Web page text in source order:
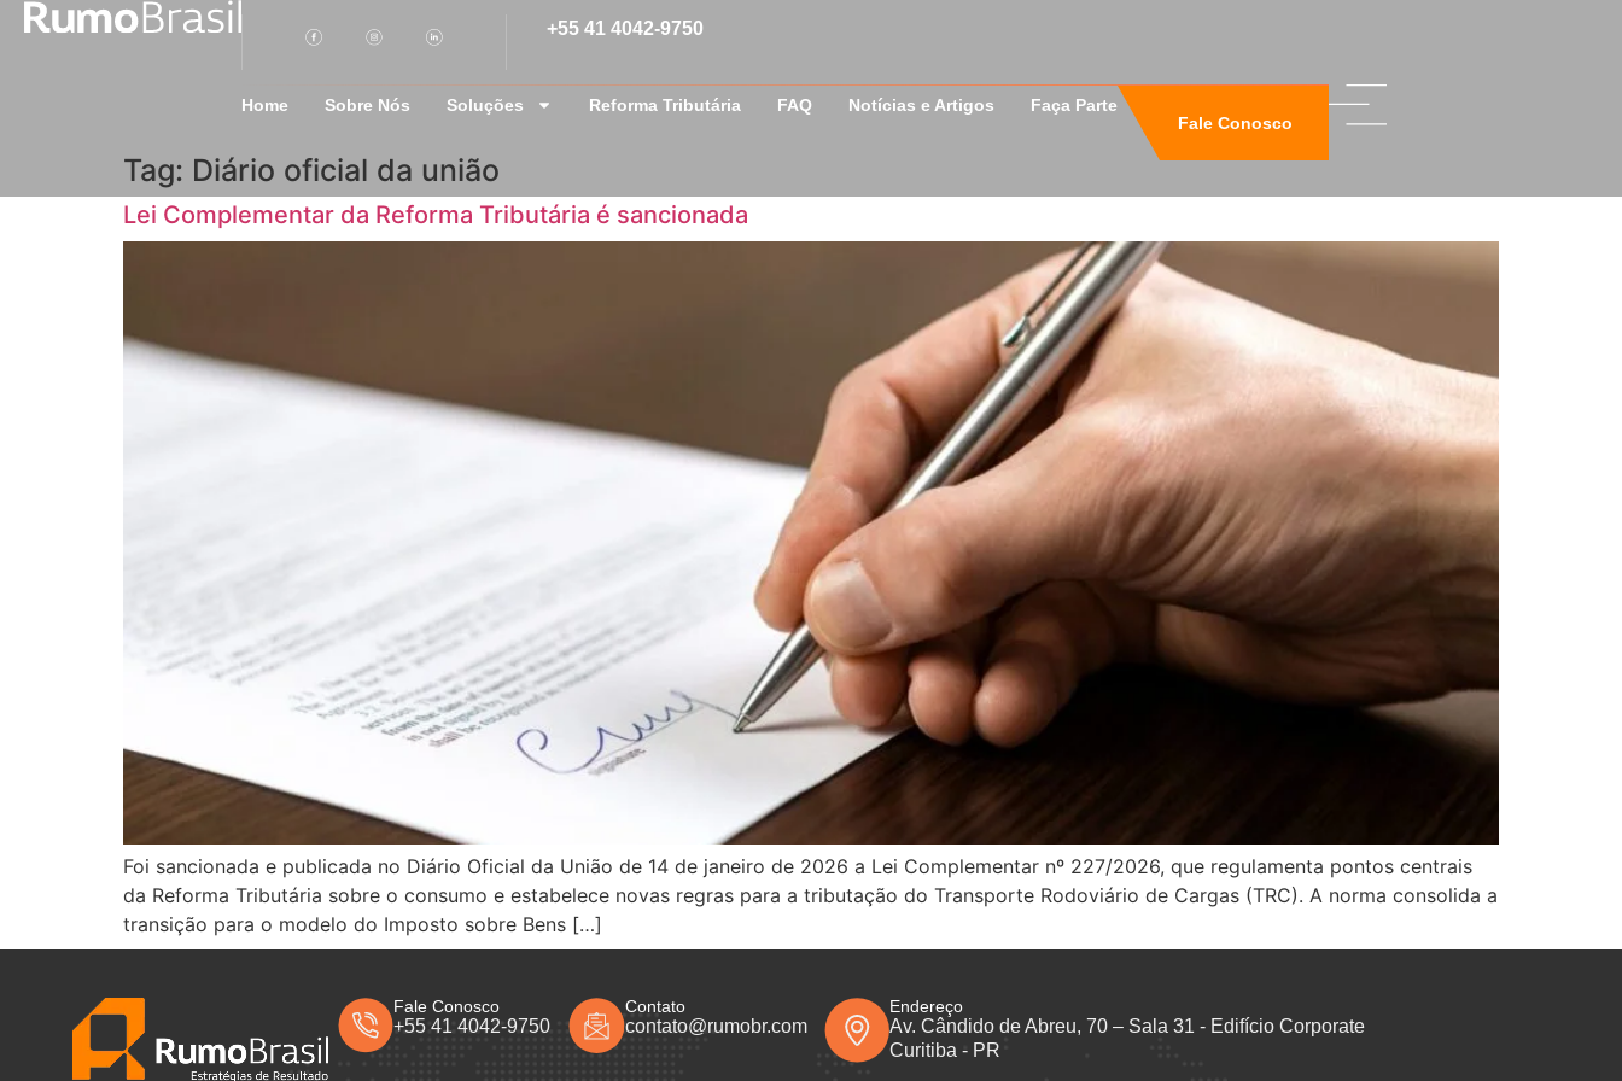
+55 41 4042-9750
Home Sobre Nós Soluções Reforma Tributária FAQ Notícias e Artigos
Faça Parte
Fale Conosco
Tag: Diário oficial da união
Lei Complementar da Reforma Tributária é sancionada
Foi sancionada e publicada no Diário Oficial da União de 14 de janeiro de 2026 a Lei Complementar nº 227/2026, que regulamenta pontos centrais
da Reforma Tributária sobre o consumo e estabelece novas regras para a tributação do Transporte Rodoviário de Cargas (TRC). A norma consolida a
transição para o modelo do Imposto sobre Bens […]
Fale Conosco
+55 41 4042-9750
Contato
contato@rumobr.com
Endereço
Av. Cândido de Abreu, 70 – Sala 31 - Edifício Corporate
Curitiba - PR